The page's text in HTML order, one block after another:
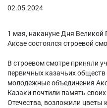
02.05.2024
1 мая, накануне Дня Великой
Аксае состоялся строевой
В строевом смотре приняли
первичных казачьих
молодежные объединения
Казаки почтили память
Отечества, возложили